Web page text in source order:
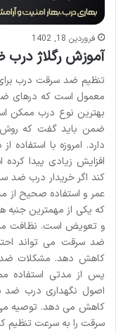
فروردین 18, 1402
آموزش رگلاژ
تنظیم ضد سرقت درب
معمول است که درهای
بهترین نوع درب ممکن
ضمن باید گفت که
دارد. امروزه با
افزایش زیادی پیدا
کند اگر خریدار درب
عمر و استفاده صحیح از
که یکی از مهمترین
و تعویض است. نظافت
ضد سرقت می تواند
کاهش دهد. مشکلات ضد
پس از مدتی استفاده
اصول نگهداری درب ضد
کاهش می دهد. توصیه
سرقت را به سرعت تنظیم